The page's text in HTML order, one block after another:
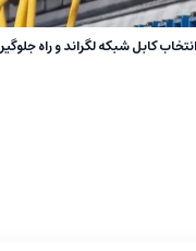
کابل شبکه لگراند و راه